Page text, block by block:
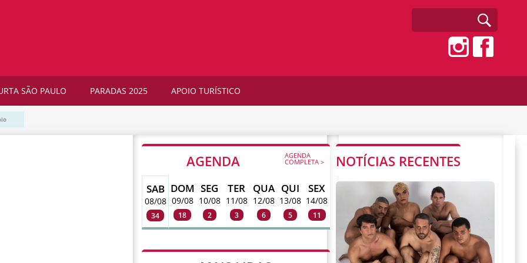
SÃO PAULO PARADAS 2025 APOIO TURÍSTICO
AGENDA AGENDA
COMPLETA >
SAB
08/08
34
DOM
09/08
18
SEG
10/08
2
TER
11/08
3
QUA
12/08
6
QUI
13/08
5
SEX
14/08
11
NOTÍCIAS RECENTES